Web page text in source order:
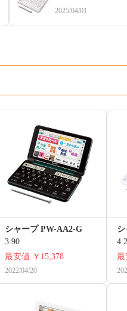
2025/04/01
シャープ PW-AA2-G
3.90
最安値 ￥15,378
2022/04/20
最